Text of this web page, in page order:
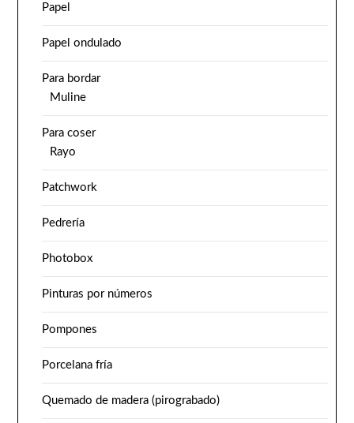
Papel
Papel ondulado
Para bordar
Muline
Para coser
Rayo
Patchwork
Pedrería
Photobox
Pinturas por números
Pompones
Porcelana fría
Quemado de madera (pirograbado)